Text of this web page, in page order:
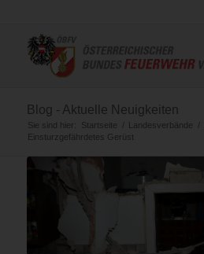
Blog - Aktuelle Neuigkeiten
Sie sind hier: Startseite / Landesverbände /
Einsturzgefährdetes Gerüst